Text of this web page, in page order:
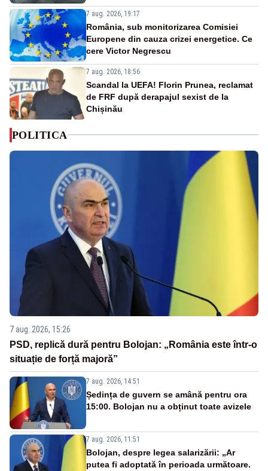
7 aug. 2026, 19:17
România, sub monitorizarea Comisiei
Europene din cauza crizei energetice. Ce
cere Victor Negrescu
7 aug. 2026, 18:56
Scandal la UEFA! Florin Prunea, reclamat
de FRF după derapajul sexist de la
Chișinău
POLITICA
7 aug. 2026, 15:26
PSD, replică dură pentru Bolojan: „România este într-o
situație de forță majoră”
7 aug. 2026, 14:51
Ședința de guvern se amână pentru ora
15:00. Bolojan nu a obținut toate avizele
7 aug. 2026, 11:51
Bolojan, despre legea salarizării: „Ar
putea fi adoptată în perioada următoare.